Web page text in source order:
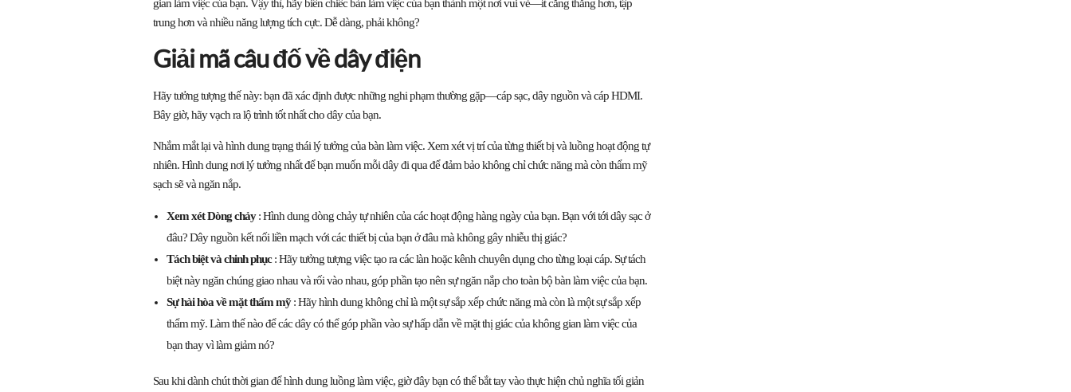
gian làm việc của bạn. Vậy thì, hãy biến chiếc bàn làm việc của bạn thành một nơi vui vẻ—ít căng thẳng hơn, tập
trung hơn và nhiều năng lượng tích cực. Dễ dàng, phải không?
Giải mã câu đố về dây điện
Hãy tưởng tượng thế này: bạn đã xác định được những nghi phạm thường gặp—cáp sạc, dây nguồn và cáp HDMI.
Bây giờ, hãy vạch ra lộ trình tốt nhất cho dây của bạn.
Nhắm mắt lại và hình dung trạng thái lý tưởng của bàn làm việc. Xem xét vị trí của từng thiết bị và luồng hoạt động tự
nhiên. Hình dung nơi lý tưởng nhất để bạn muốn mỗi dây đi qua để đảm bảo không chỉ chức năng mà còn thẩm mỹ
sạch sẽ và ngăn nắp.
Xem xét Dòng chảy: Hình dung dòng chảy tự nhiên của các hoạt động hàng ngày của bạn. Bạn với tới dây sạc ở
đâu? Dây nguồn kết nối liền mạch với các thiết bị của bạn ở đâu mà không gây nhiễu thị giác?
Tách biệt và chinh phục: Hãy tưởng tượng việc tạo ra các làn hoặc kênh chuyên dụng cho từng loại cáp. Sự tách
biệt này ngăn chúng giao nhau và rối vào nhau, góp phần tạo nên sự ngăn nắp cho toàn bộ bàn làm việc của bạn.
Sự hài hòa về mặt thẩm mỹ: Hãy hình dung không chỉ là một sự sắp xếp chức năng mà còn là một sự sắp xếp
thẩm mỹ. Làm thế nào để các dây có thể góp phần vào sự hấp dẫn về mặt thị giác của không gian làm việc của
bạn thay vì làm giảm nó?
Sau khi dành chút thời gian để hình dung luồng làm việc, giờ đây bạn có thể bắt tay vào thực hiện chủ nghĩa tối giản